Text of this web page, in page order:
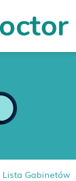
Gabinetów